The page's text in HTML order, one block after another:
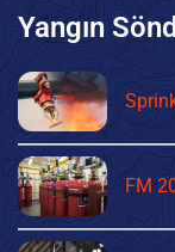
Yangın
FM